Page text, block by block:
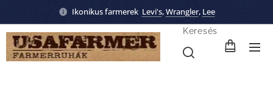
Ikonikus farmerek Levi's,Wrangler, Lee
Keresés